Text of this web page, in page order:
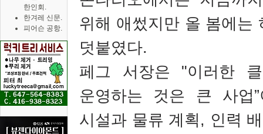
한인회.
한겨레 신문.
피어슨 공항.
위해 애썼지만 올 봄에는
덧붙였다.
페그 서장은 "이러한
운영하는 것은 큰 사업”
시설과 물류 계획, 인력